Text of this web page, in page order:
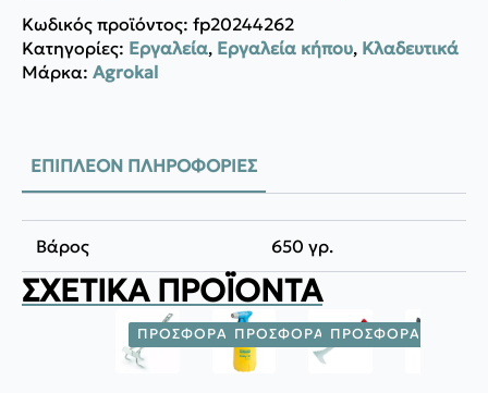
9104
ποσότητα
Κωδικός προϊόντος: fp20244262
Κατηγορίες: Εργαλεία, Εργαλεία κήπου, Κλαδευτικά
Μάρκα: Agrokal
ΕΠΙΠΛΈΟΝ ΠΛΗΡΟΦΟΡΊΕΣ
Βάρος 650 γρ.
ΣΧΕΤΙΚΆ ΠΡΟΪΌΝΤΑ
ΠΡΟΣΦΟΡΆ! ΠΡΟΣΦΟΡΆ! ΠΡΟΣΦΟΡΆ!